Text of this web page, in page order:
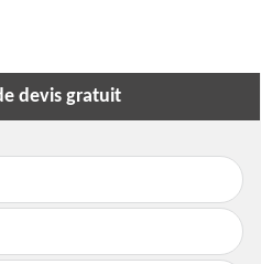
devis gratuit